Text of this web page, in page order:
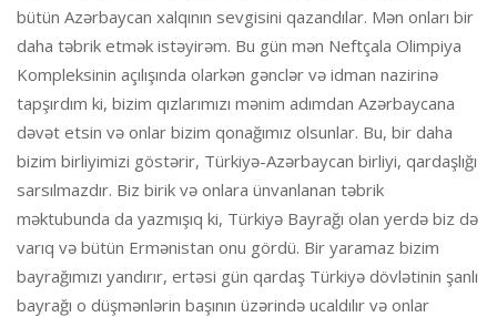
bütün Azərbaycan xalqının sevgisini qazandılar. Mən onları bir
daha təbrik etmək istəyirəm. Bu gün mən Neftçala Olimpiya
Kompleksinin açılışında olarkən gənclər və idman nazirinə
tapşırdım ki, bizim qızlarımızı mənim adımdan Azərbaycana
dəvət etsin və onlar bizim qonağımız olsunlar. Bu, bir daha
bizim birliyimizi göstərir, Türkiyə-Azərbaycan birliyi, qardaşlığı
sarsılmazdır. Biz birik və onlara ünvanlanan təbrik
məktubunda da yazmışıq ki, Türkiyə Bayrağı olan yerdə biz də
varıq və bütün Ermənistan onu gördü. Bir yaramaz bizim
bayrağımızı yandırır, ertəsi gün qardaş Türkiyə dövlətinin şanlı
bayrağı o düşmənlərin başının üzərində ucaldılır və onlar